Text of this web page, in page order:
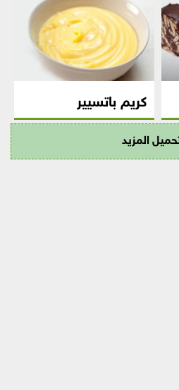
كريم باتسيير
المزيد